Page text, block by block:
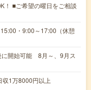
！ ■ご希望の曜日をご相談
・9:00～17:00（休憩
開始可能 8月～、9月ス
1万8000円以上